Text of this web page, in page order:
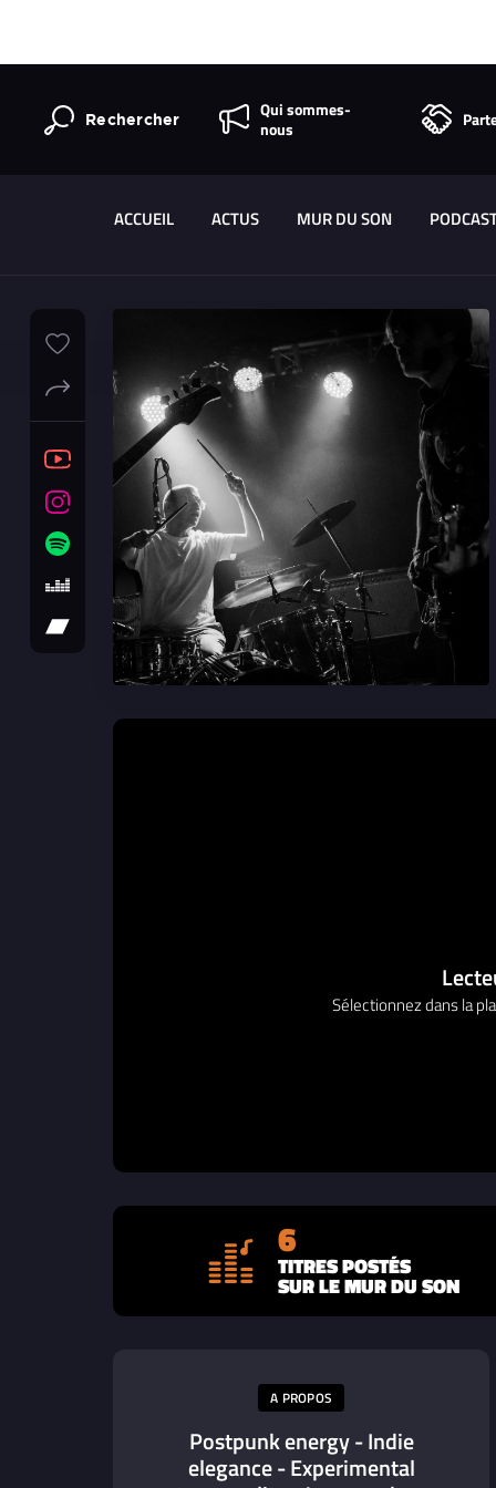
Rechercher
Qui sommes-
nous
ACCUEIL ACTUS MUR DU SON
Sélectionnez dans la
6
TITRES POSTÉS
SUR LE MUR DU SON
A PROPOS
Postpunk energy - Indie
elegance - Experimental